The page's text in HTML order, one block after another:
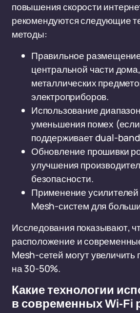
повышения скорости
рекомендуются следующие
методы:
Правильное
центральной части
металлических
электроприборов.
Использование
уменьшения помех
поддерживает dual-
Обновление прошивки
улучшения
безопасности.
Применение усилителей
Mesh-систем для
Исследования показывают,
расположение и
Mesh-сетей могут увеличить
на 30-50%.
Какие технологии
в современных Wi-Fi